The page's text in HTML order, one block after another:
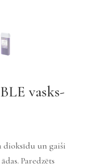
vasks-
dioksīdu un gaiši
Paredzēts